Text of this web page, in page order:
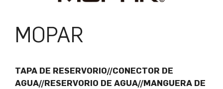
MOPAR
TAPA DE RESERVORIO//CONECTOR DE
AGUA//RESERVORIO DE AGUA//MANGUERA DE